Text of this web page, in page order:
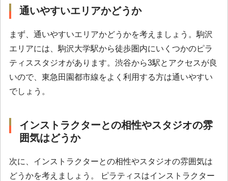
通いやすいエリアかどうか
まず、通いやすいエリアかどうかを考えましょう。駒沢
エリアには、駒沢大学駅から徒歩圏内にいくつかのピラ
ティススタジオがあります。渋谷から3駅とアクセスが良
いので、東急田園都市線をよく利用する方は通いやすい
でしょう。
インストラクターとの相性やスタジオの雰
囲気はどうか
次に、インストラクターとの相性やスタジオの雰囲気は
どうかを考えましょう。 ピラティスはインストラクター